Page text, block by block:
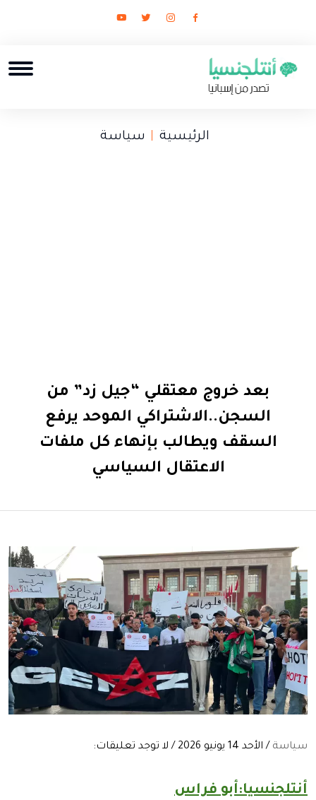
الرئيسية سياسة
بعد خروج معتقلي “جيل زد” من
السجن..الاشتراكي الموحد يرفع
السقف ويطالب بإنهاء كل ملفات
الاعتقال السياسي
سياسة / الأحد 14 يونيو 2026 / لا توجد تعليقات:
أنتلجنسيا:أبو فراس